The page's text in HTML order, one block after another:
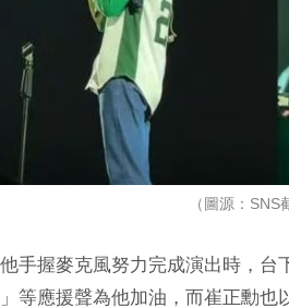
（圖源：SNS
手握麥克風努力完成演出時，台
等應援聲為他加油，而崔正勳也